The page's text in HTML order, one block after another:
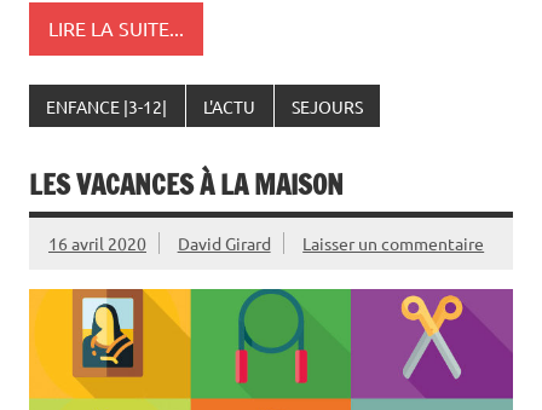
LIRE LA SUITE...
ENFANCE |3-12| L'ACTU SEJOURS
LES VACANCES À LA MAISON
16 avril 2020 David Girard Laisser un commentaire